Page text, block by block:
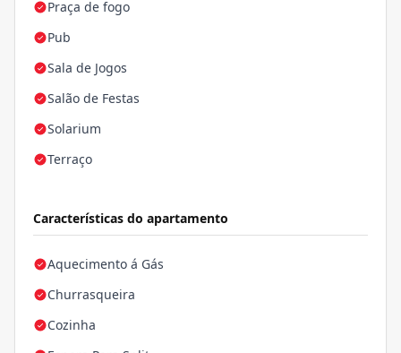
Praça de fogo
Pub
Sala de Jogos
Salão de Festas
Solarium
Terraço
Características do apartamento
Aquecimento á Gás
Churrasqueira
Cozinha